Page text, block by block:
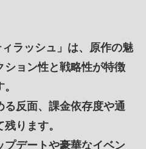
ラッシュ 」は、
原作の魅
ション性と戦略性が特徴
る反面、 課金依存度や通
残ります。
プデートや豪華なイベン